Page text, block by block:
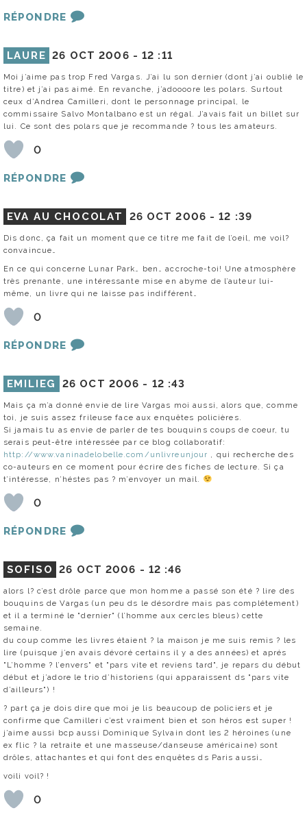
RÉPONDRE
LAURE 26 OCT 2006 -12 :11
Moi j’aime pas trop Fred Vargas. J’ai lu son dernier (dont j’ai oublié le
titre) et j’ai pas aimé. En revanche, j’adoooore les polars. Surtout
ceux d’Andrea Camilleri, dont le personnage principal, le
commissaire Salvo Montalbano est un régal. J’avais fait un billet sur
lui. Ce sont des polars que je recommande ? tous les amateurs.
0
RÉPONDRE
EVA AU CHOCOLAT 26 OCT 2006 -12 :39
Dis donc, ça fait un moment que ce titre me fait de l’oeil, me voil?
convaincue…
En ce qui concerne Lunar Park… ben… accroche-toi! Une atmosphère
très prenante, une intéressante mise en abyme de l’auteur lui-
même, un livre qui ne laisse pas indifférent…
0
RÉPONDRE
EMILIEG 26 OCT 2006 - 12 :43
Mais ça m’a donné envie de lire Vargas moi aussi, alors que, comme
toi, je suis assez frileuse face aux enquêtes policières.
Si jamais tu as envie de parler de tes bouquins coups de coeur, tu
serais peut-être intéressée par ce blog collaboratif:
http://www.vaninadelobelle.com/unlivreunjour , qui recherche des
co-auteurs en ce moment pour écrire des fiches de lecture. Si ça
t’intéresse, n’héstes pas ? m’envoyer un mail.
0
RÉPONDRE
SOFISO 26 OCT 2006 - 12 :46
alors l? c’est drôle parce que mon homme a passé son été ? lire des
bouquins de Vargas (un peu ds le désordre mais pas complétement)
et il a terminé le "dernier" (l’homme aux cercles bleus) cette
semaine.
du coup comme les livres étaient ? la maison je me suis remis ? les
lire (puisque j’en avais dévoré certains il y a des années) et aprés
"L’homme ? l’envers" et "pars vite et reviens tard", je repars du début
début et j’adore le trio d’historiens (qui apparaissent ds "pars vite
d’ailleurs") !
? part ça je dois dire que moi je lis beaucoup de policiers et je
confirme que Camilleri c’est vraiment bien et son héros est super !
j’aime aussi bcp aussi Dominique Sylvain dont les 2 héroines (une
ex flic ? la retraite et une masseuse/danseuse américaine) sont
drôles, attachantes et qui font des enquêtes ds Paris aussi…
voili voil? !
0